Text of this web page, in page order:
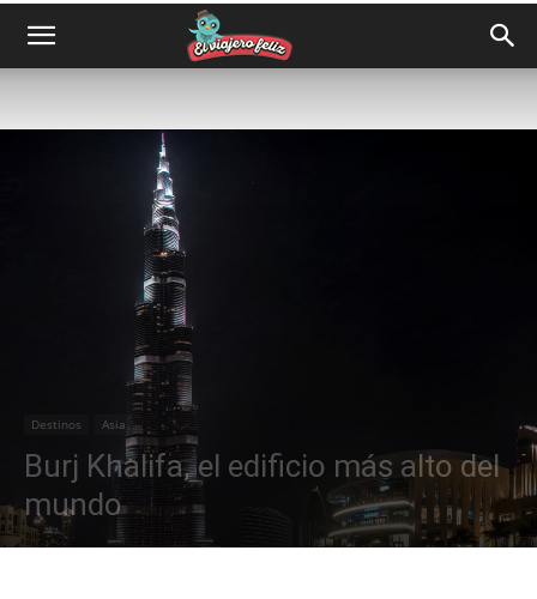
Destinos Asia
Burj Khalifa, el edificio más alto del
mundo